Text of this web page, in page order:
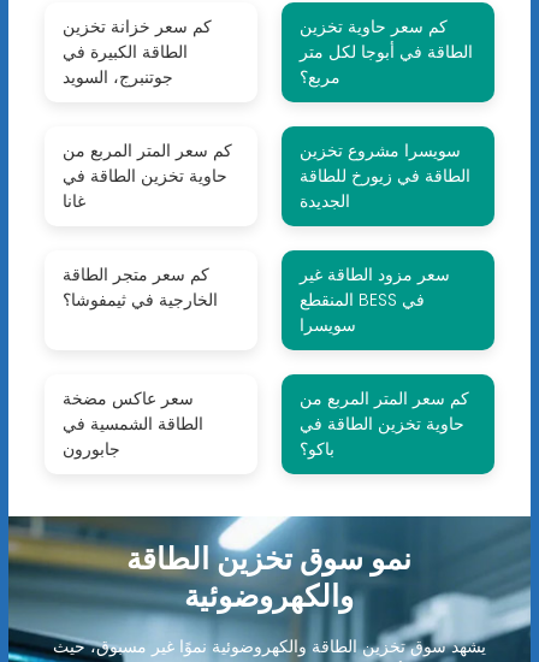
كم سعر خزانة تخزين
الطاقة الكبيرة في
جوتنبرج، السويد
كم سعر حاوية تخزين
الطاقة في أبوجا لكل متر
مربع؟
كم سعر المتر المربع من
حاوية تخزين الطاقة في
غانا
سويسرا مشروع تخزين
الطاقة في زيورخ للطاقة
الجديدة
كم سعر متجر الطاقة
الخارجية في ثيمفوشا؟
سعر مزود الطاقة غير
المنقطع BESS في
سويسرا
سعر عاكس مضخة
الطاقة الشمسية في
جابورون
كم سعر المتر المربع من
حاوية تخزين الطاقة في
باكو؟
نمو سوق تخزين الطاقة
والكهروضوئية
يشهد سوق تخزين الطاقة والكهروضوئية نموًا غير مسبوق، حيث